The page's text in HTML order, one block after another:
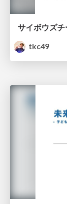
tkc49